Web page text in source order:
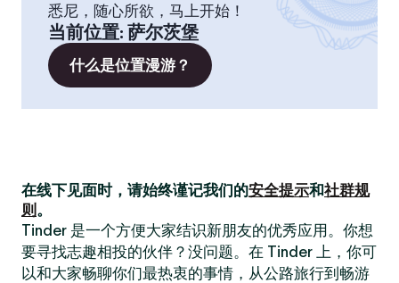
悉尼，随心所欲，马上开始！
当前位置: 萨尔茨堡
什么是位置漫游？
在线下见面时，请始终谨记我们的安全提示和社群规
则 。
Tinder 是一个方便大家结识新朋友的优秀应用。你想
要寻找志趣相投的伙伴？没问题。在 Tinder 上，你可
以和大家畅聊你们最热衷的事情，从公路旅行到畅游